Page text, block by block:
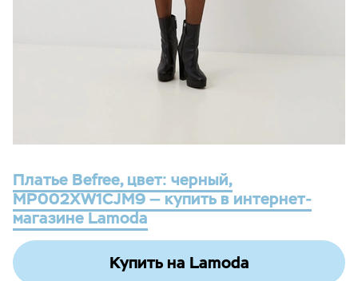
Платье Befree, цвет: черный,
MP002XW1CJM9 — купить в интернет-
магазине Lamoda
Купить на Lamoda